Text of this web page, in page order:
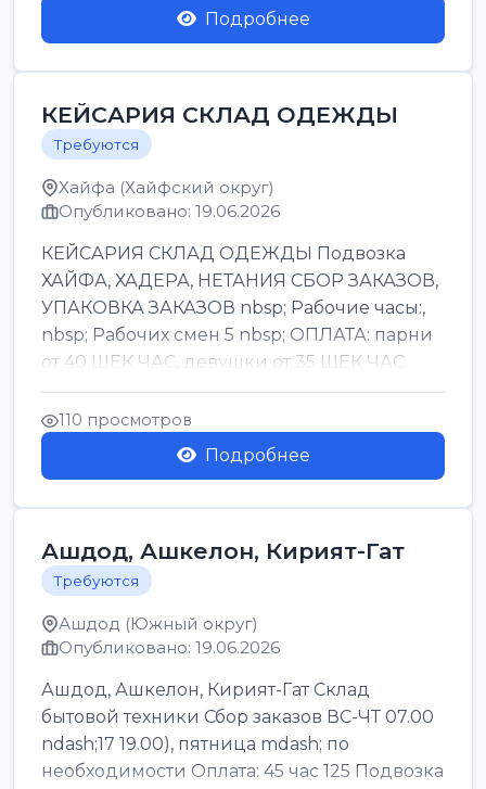
Подробнее
КЕЙСАРИЯ СКЛАД ОДЕЖДЫ
Требуются
Хайфа (Хайфский округ)
Опубликовано: 19.06.2026
КЕЙСАРИЯ СКЛАД ОДЕЖДЫ Подвозка
ХАЙФА, ХАДЕРА, НЕТАНИЯ СБОР ЗАКАЗОВ,
УПАКОВКА ЗАКАЗОВ nbsp; Рабочие часы:,
nbsp; Рабочих смен 5 nbsp; ОПЛАТА: парни
от 40 ШЕК ЧАС, девушки от 35 ШЕК ЧАС
БОНУСЫ 1500 ШЕК ...
110 просмотров
Подробнее
Ашдод, Ашкелон, Кирият-Гат
Требуются
Ашдод (Южный округ)
Опубликовано: 19.06.2026
Ашдод, Ашкелон, Кирият-Гат Склад
бытовой техники Сбор заказов ВС-ЧТ 07.00
ndash;17 19.00), пятница mdash; по
необходимости Оплата: 45 час 125 Подвозка